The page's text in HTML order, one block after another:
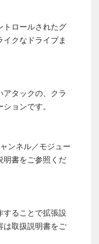
トロールされたグ
イクなドライブま
アタックの、クラ
ョンです。
ンネル／モジュー
明書をご参照くだ
することで拡張設
は取扱説明書をご